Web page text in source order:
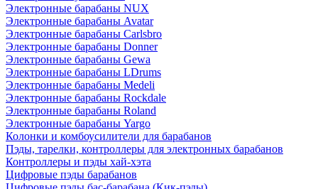
Электронные барабаны NUX
Электронные барабаны Avatar
Электронные барабаны Carlsbro
Электронные барабаны Donner
Электронные барабаны Gewa
Электронные барабаны LDrums
Электронные барабаны Medeli
Электронные барабаны Rockdale
Электронные барабаны Roland
Электронные барабаны Yargo
Колонки и комбоусилители для барабанов
Пэды, тарелки, контроллеры для электронных барабанов
Контроллеры и пэды хай-хэта
Цифровые пэды барабанов